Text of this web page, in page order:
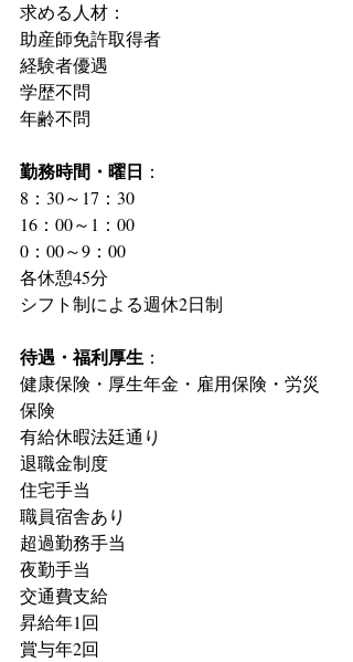
求める人材：
助産師免許取得者
経験者優遇
学歴不問
年齢不問
勤務時間・曜日 ：
8：30～17：30
16：00～1：00
0：00～9：00
各休憩45分
シフト制による週休2日制
待遇・福利厚生 ：
健康保険・厚生年金・雇用保険・労災
保険
有給休暇法廷通り
退職金制度
住宅手当
職員宿舎あり
超過勤務手当
夜勤手当
交通費支給
昇給年1回
賞与年2回